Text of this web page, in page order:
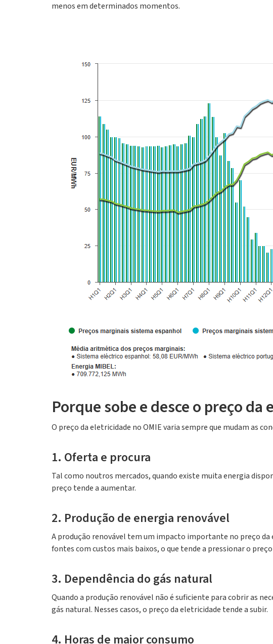
menos em determinados momentos.
Porque sobe e desce o preço
O preço da eletricidade no OMIE varia sempre que mudam as
1. Oferta e procura
Tal como noutros mercados, quando existe muita energia
preço tende a aumentar.
2. Produção de energia renovável
A produção renovável tem um impacto importante no preço
fontes com custos mais baixos, o que tende a pressionar o
3. Dependência do gás natural
Quando a produção renovável não é suficiente para cobrir as
gás natural. Nesses casos, o preço da eletricidade tende a subir.
4. Horas de maior consumo